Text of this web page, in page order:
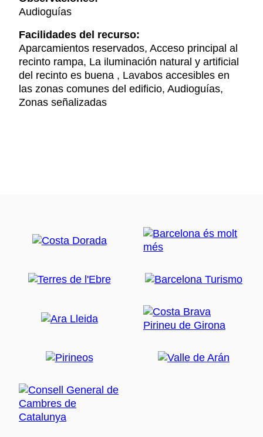
Audioguías
Facilidades del recurso:
Aparcamientos reservados, Acceso principal al
recinto rampa, La iluminación natural y artificial
del recinto es buena , Lavabos accesibles en
las zonas comunes del edificio, Audioguías,
Zonas señalizadas